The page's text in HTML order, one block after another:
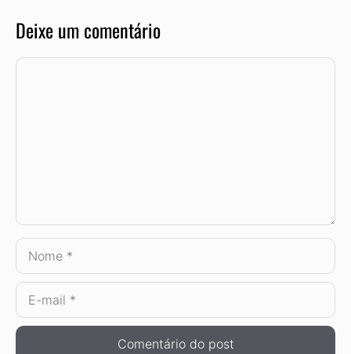
Deixe um comentário
Comentário
Nome
E-
mail